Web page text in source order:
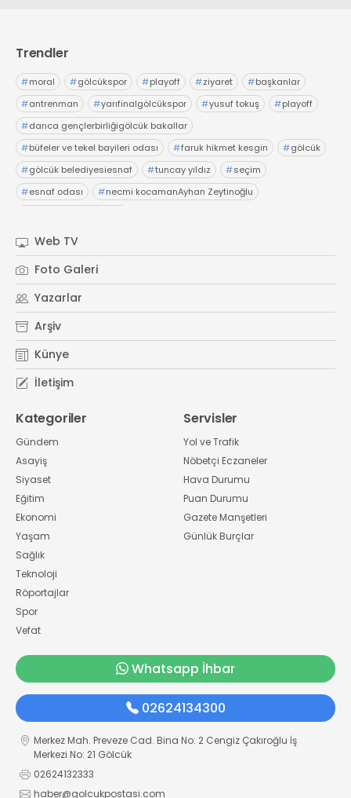
Trendler
#moral #gölcükspor #playoff #ziyaret #başkanlar
#antrenman #yarıfinalgölcükspor #yusuf tokuş #playoff
#darıca gençlerbirliğigölcük bakallar
#büfeler ve tekel bayileri odası #faruk hikmet kesgin #gölcük
#gölcük belediyesiesnaf #tuncay yıldız #seçim
#esnaf odası #necmi kocamanAyhan Zeytinoğlu
Web TV
Foto Galeri
Yazarlar
Arşiv
Künye
İletişim
Kategoriler
Gündem
Asayiş
Siyaset
Eğitim
Ekonomi
Yaşam
Sağlık
Teknoloji
Röportajlar
Spor
Vefat
Servisler
Yol ve Trafik
Nöbetçi Eczaneler
Hava Durumu
Puan Durumu
Gazete Manşetleri
Günlük Burçlar
Whatsapp İhbar
02624134300
Merkez Mah. Preveze Cad. Bina No: 2 Cengiz Çakıroğlu İş
Merkezi No: 21 Gölcük
02624132333
haber@golcukpostasi.com